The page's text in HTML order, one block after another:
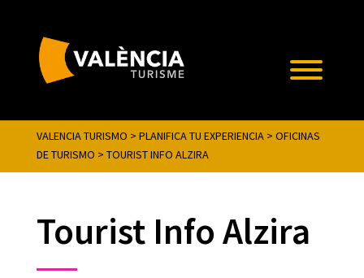
VALENCIA TURISMO > PLANIFICA TU EXPERIENCIA> OFICINAS
DE TURISMO > TOURIST INFO ALZIRA
Tourist Info Alzira